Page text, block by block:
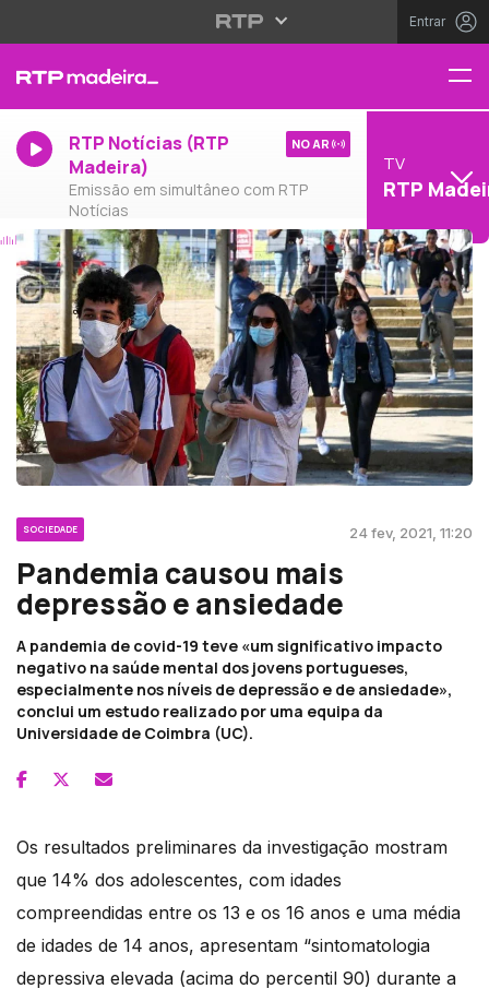
Entrar
RTP Notícias (RTP
Madeira)
Emissão em simultâneo com RTP
Notícias
NO AR
TV
RTP
SOCIEDADE 24 fev, 2021, 11:20
Pandemia causou mais
depressão e ansiedade
A pandemia de covid-19 teve «um significativo impacto
negativo na saúde mental dos jovens portugueses,
especialmente nos níveis de depressão e de ansiedade»,
conclui um estudo realizado por uma equipa da
Universidade de Coimbra (UC).
Os resultados preliminares da investigação mostram
que 14% dos adolescentes, com idades
compreendidas entre os 13 e os 16 anos e uma média
de idades de 14 anos, apresentam “sintomatologia
depressiva elevada (acima do percentil 90) durante a